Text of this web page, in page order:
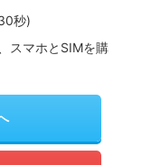
秒)
スマホとSIMを購